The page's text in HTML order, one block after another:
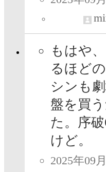
もはや
るほど
シンも
盤を買
た。序
けど。
2025年09